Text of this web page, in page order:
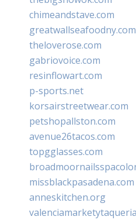
chimeandstave.com
greatwallseafoodny.com
theloverose.com
gabriovoice.com
resinflowart.com
p-sports.net
korsairstreetwear.com
petshopallston.com
avenue26tacos.com
topgglasses.com
missblackpasadena.com
anneskitchen.org